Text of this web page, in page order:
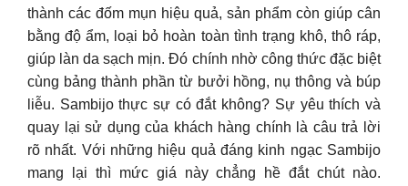
thành các đốm mụn hiệu quả, sản phẩm còn giúp cân
bằng độ ẩm, loại bỏ hoàn toàn tình trạng khô, thô ráp,
giúp làn da sạch mịn. Đó chính nhờ công thức đặc biệt
cùng bảng thành phần từ bưởi hồng, nụ thông và búp
liễu. Sambijo thực sự có đắt không? Sự yêu thích và
quay lại sử dụng của khách hàng chính là câu trả lời
rõ nhất. Với những hiệu quả đáng kinh ngạc Sambijo
mang lại thì mức giá này chẳng hề đắt chút nào.